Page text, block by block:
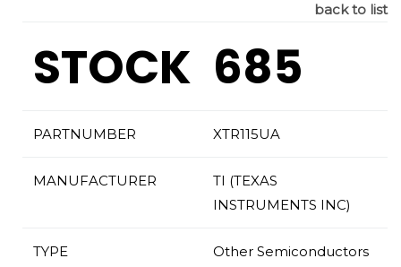
back to list
STOCK 685
PARTNUMBER XTR115UA
MANUFACTURER
TI (TEXAS
INSTRUMENTS INC)
TYPE Other Semiconductors